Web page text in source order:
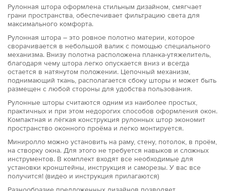
Рулонная штора оформлена стильным дизайном, смягчает
грани пространства, обеспечивает фильтрацию света для
максимального комфорта.
Рулонная штора – это ровное полотно материи, которое
сворачивается в небольшой валик с помощью специального
механизма. Внизу полотна расположена планка-утяжелитель,
благодаря чему штора легко опускается вниз и всегда
остается в натянутом положении. Цепочный механизм,
поднимающий ткань, располагается сбоку шторы и может быть
размещен с любой стороны для удобства пользования.
Рулонные шторы считаются одним из наиболее простых,
практичных и при этом недорогих способов оформления окон.
Компактная и лёгкая конструкция рулонных штор экономит
пространство оконного проёма и легко монтируется.
Миниролло можно установить на раму, стену, потолок, в проём,
на створку окна. Для этого не требуется навыков и сложных
инструментов. В комплект входят все необходимые для
установки кронштейны, инструкция и саморезы. У вас все
получится! (видео и инструкция прилагаются)